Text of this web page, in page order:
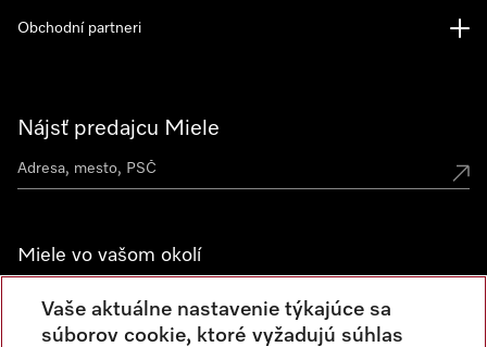
Nájsť predajcu Miele
Miele vo vašom okolí
Spoznajte predajne Miele
Obchodní partneri
Vaše aktuálne nastavenie týkajúce sa
súborov cookie, ktoré vyžadujú súhlas